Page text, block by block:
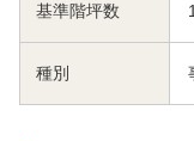
基準階坪数
種別